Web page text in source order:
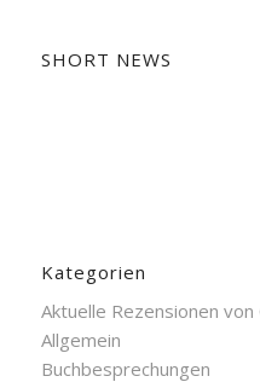
SHORT NEWS
Kategorien
Aktuelle Rezensionen von
Allgemein
Buchbesprechungen